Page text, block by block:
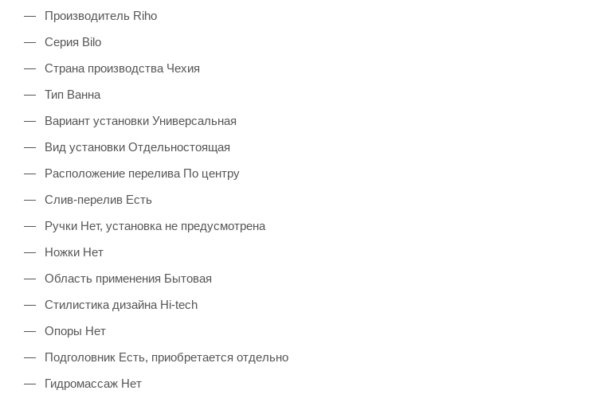
Производитель Riho
Серия Bilo
Страна производства Чехия
Тип Ванна
Вариант установки Универсальная
Вид установки Отдельностоящая
Расположение перелива По центру
Слив-перелив Есть
Ручки Нет, установка не предусмотрена
Ножки Нет
Область применения Бытовая
Стилистика дизайна Hi-tech
Опоры Нет
Подголовник Есть, приобретается отдельно
Гидромассаж Нет